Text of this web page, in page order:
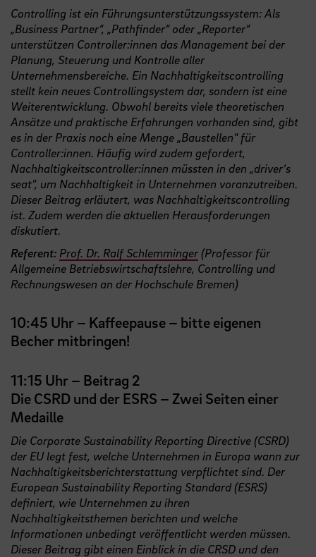
Controlling ist ein Führungsunterstützungssystem: Als
„Business Partner“, „Pathfinder“ oder „Reporter“
unterstützen Controller:innen das Management bei der
Planung, Steuerung und Kontrolle aller
Unternehmensbereiche. Ein Nachhaltigkeitscontrolling
stellt kein neues Controllingsystem dar, sondern ist eine
Weiterentwicklung. Obwohl bereits viele theoretischen
Ansätze und praktische Erfahrungen vorhanden sind, gibt
es in der Praxis noch eine Menge „Baustellen" für
Controller:innen. Häufig wird zudem gefordert,
Nachhaltigkeitscontroller:innen müssten in den „driver‘s
seat", um Nachhaltigkeit in Unternehmen voranzutreiben.
Dieser Beitrag erläutert, was Nachhaltigkeitscontrolling
ist. Zudem werden die aktuellen Herausforderungen
diskutiert.
Referent: Prof. Dr. Ralf Schlemminger (Professor für
Allgemeine Betriebswirtschaftslehre, Controlling und
Rechnungswesen an der Hochschule Bremen)
10:45 Uhr – Kaffeepause – bitte eigenen
Becher mitbringen!
11:15 Uhr – Beitrag 2
Die CSRD und der ESRS – Zwei Seiten einer
Medaille
Die Corporate Sustainability Reporting Directive (CSRD)
der EU legt fest, welche Unternehmen in Europa wann zur
Nachhaltigkeitsberichterstattung verpflichtet sind. Der
European Sustainability Reporting Standard (ESRS)
definiert, wie Unternehmen zu ihren
Nachhaltigkeitsthemen berichten und welche
Informationen unbedingt veröffentlicht werden müssen.
Dieser Beitrag gibt einen Einblick in die CRSD und den